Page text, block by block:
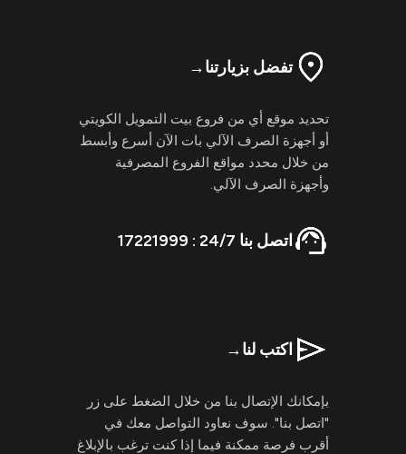
تفضل بزيارتنا→
تحديد موقع أي من فروع بيت التمويل الكويتي
أو أجهزة الصرف الآلي بات الآن أسرع وأبسط
من خلال محدد مواقع الفروع المصرفية
وأجهزة الصرف الآلي.
اتصل بنا 24/7 : 17221999
اكتب لنا→
بإمكانك الإتصال بنا من خلال الضغط على زر
"اتصل بنا". سوف نعاود التواصل معك في
أقرب فرصة ممكنة فيما إذا كنت ترغب بالإبلاغ